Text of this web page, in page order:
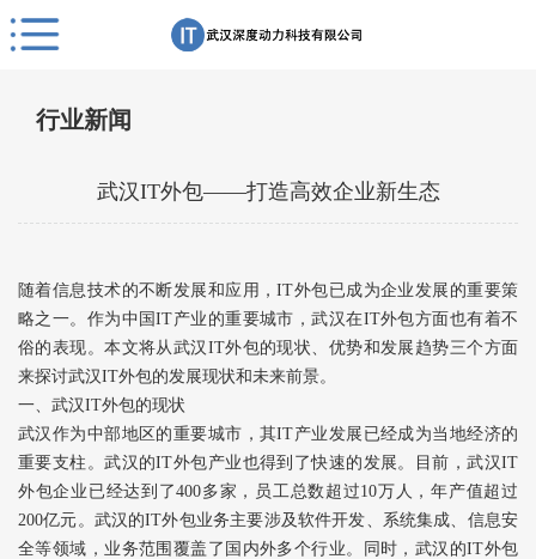
行业新闻
武汉IT外包——打造高效企业新生态
随着信息技术的不断发展和应用，IT外包已成为企业发展的重要策
略之一。作为中国IT产业的重要城市，武汉在IT外包方面也有着不
俗的表现。本文将从武汉IT外包的现状、优势和发展趋势三个方面
来探讨武汉IT外包的发展现状和未来前景。
一、武汉IT外包的现状
武汉作为中部地区的重要城市，其IT产业发展已经成为当地经济的
重要支柱。武汉的IT外包产业也得到了快速的发展。目前，武汉IT
外包企业已经达到了400多家，员工总数超过10万人，年产值超过
200亿元。武汉的IT外包业务主要涉及软件开发、系统集成、信息安
全等领域，业务范围覆盖了国内外多个行业。同时，武汉的IT外包